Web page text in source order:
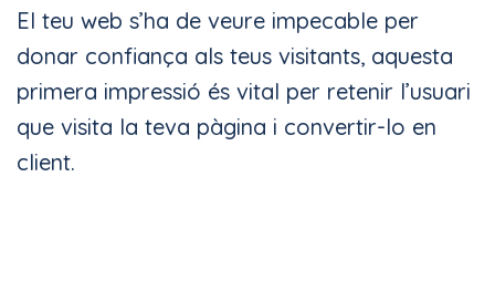
El teu web s’ha de veure impecable per
donar confiança als teus visitants, aquesta
primera impressió és vital per retenir l’usuari
que visita la teva pàgina i convertir-lo en
client.